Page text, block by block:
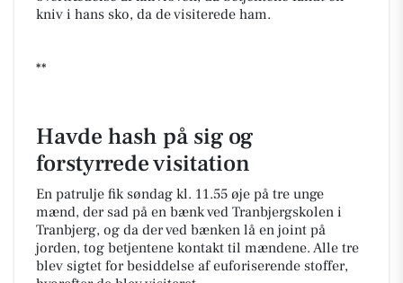
kniv i hans sko, da de visiterede ham.
**
Havde hash på sig og
forstyrrede visitation
En patrulje fik søndag kl. 11.55 øje på tre unge
mænd, der sad på en bænk ved Tranbjergskolen i
Tranbjerg, og da der ved bænken lå en joint på
jorden, tog betjentene kontakt til mændene. Alle tre
blev sigtet for besiddelse af euforiserende stoffer,